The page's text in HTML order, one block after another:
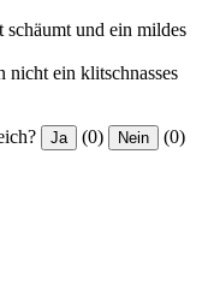
schäumt und ein mildes
nicht ein klitschnasses
Ja (0) Nein (0)